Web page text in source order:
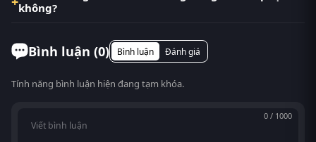
không?
Bình luận (0) Bình luận Đánh giá
Tính năng bình luận hiện đang tạm khóa.
0 / 1000